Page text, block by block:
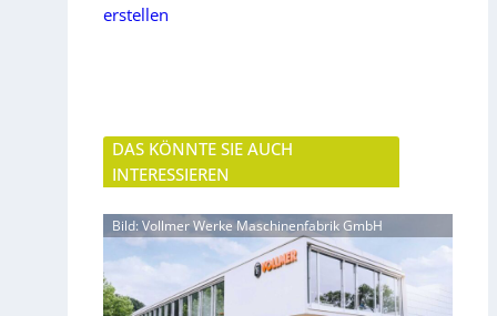
erstellen
DAS KÖNNTE SIE AUCH
INTERESSIEREN
Bild: Vollmer Werke Maschinenfabrik GmbH